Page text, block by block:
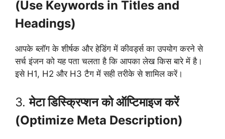
(Use Keywords in Titles and
Headings)
आपके ब्लॉग के शीर्षक और हेडिंग में कीवर्ड्स का उपयोग करने से
सर्च इंजन को यह पता चलता है कि आपका लेख किस बारे में है।
इसे H1, H2 और H3 टैग में सही तरीके से शामिल करें।
3.मेटा डिस्क्रिप्शन को ऑप्टिमाइज करें
(Optimize Meta Description)